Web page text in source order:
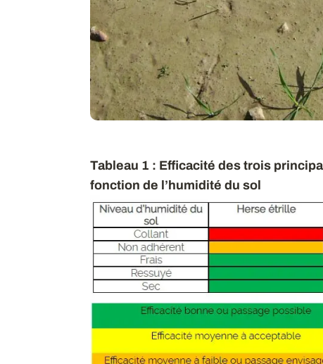
Tableau 1 : Efficacité des trois
fonction de l’humidité du sol